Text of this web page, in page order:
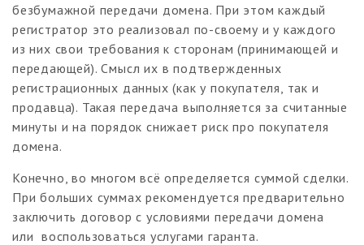
безбумажной передачи домена. При этом каждый
регистратор это реализовал по-своему и у каждого
из них свои требования к сторонам (принимающей и
передающей). Смысл их в подтвержденных
регистрационных данных (как у покупателя, так и
продавца). Такая передача выполняется за считанные
минуты и на порядок снижает риск про покупателя
домена.
Конечно, во многом всё определяется суммой сделки.
При больших суммах рекомендуется предварительно
заключить договор с условиями передачи домена
или воспользоваться услугами гаранта.